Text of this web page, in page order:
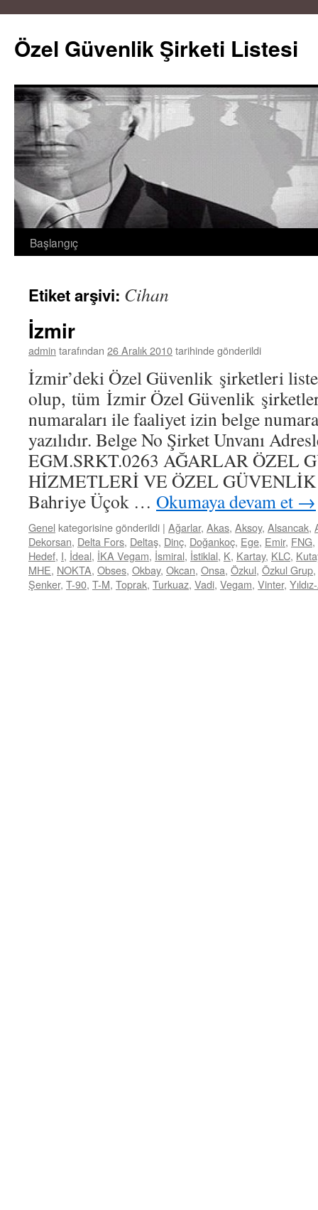
Özel Güvenlik Şirketi Listesi
İçeriğe
Başlangıç
Etiket arşivi: Cihan
İzmir
admin tarafından 26 Aralık 2010tarihinde gönderildi
İzmir’deki Özel Güvenlik şirketleri
olup, tüm İzmir Özel Güvenlik
numaraları ile faaliyet izin belge
yazılıdır. Belge No Şirket Unvanı
EGM.SRKT.0263 AĞARLAR ÖZEL
HİZMETLERİ VE ÖZEL
Bahriye Üçok … Okumaya devam et →
Genel kategorisine gönderildi | Ağarlar, Akas, Aksoy, Alsancak,
Dekorsan, Delta Fors, Deltaş, Dinç, Doğankoç, Ege, Emir, FNG,
Hedef, I, İdeal, İKA Vegam, İsmiral, İstiklal, K, Kartay, KLC,
MHE, NOKTA, Obses, Okbay, Okcan, Onsa, Özkul, Özkul Grup,
Şenker, T-90, T-M, Toprak, Turkuaz, Vadi, Vegam, Vinter,